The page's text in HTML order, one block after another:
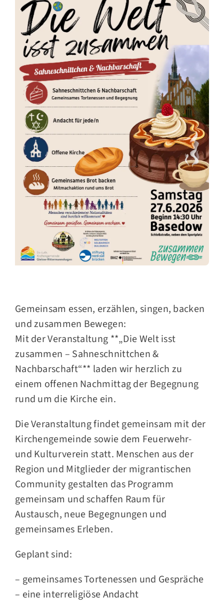
Gemeinsam essen, erzählen, singen, backen
und zusammen Bewegen:
Mit der Veranstaltung **„Die Welt isst
zusammen – Sahneschnittchen &
Nachbarschaft“** laden wir herzlich zu
einem offenen Nachmittag der Begegnung
rund um die Kirche ein.
Die Veranstaltung findet gemeinsam mit der
Kirchengemeinde sowie dem Feuerwehr-
und Kulturverein statt. Menschen aus der
Region und Mitglieder der migrantischen
Community gestalten das Programm
gemeinsam und schaffen Raum für
Austausch, neue Begegnungen und
gemeinsames Erleben.
Geplant sind:
– gemeinsames Tortenessen und Gespräche
– eine interreligiöse Andacht